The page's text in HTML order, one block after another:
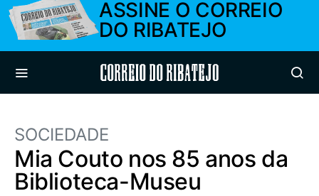
ASSINE O CORREIO
DO RIBATEJO
Correio do Ribatejo
SOCIEDADE
Mia Couto nos 85 anos da
Biblioteca-Museu